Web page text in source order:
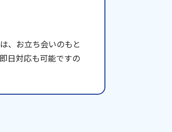
、お立ち会いのもと
日対応も可能ですの